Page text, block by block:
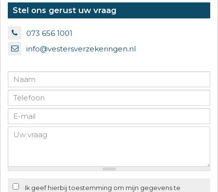
Stel ons gerust uw vraag
073 656 1001
info@vestersverzekeringen.nl
Ik geef hierbij toestemming om mijn gegevens te